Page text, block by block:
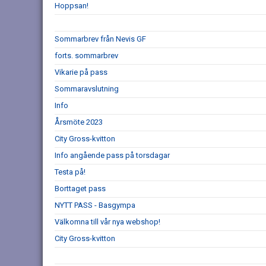
Hoppsan!
Sommarbrev från Nevis GF
forts. sommarbrev
Vikarie på pass
Sommaravslutning
Info
Årsmöte 2023
City Gross-kvitton
Info angående pass på torsdagar
Testa på!
Borttaget pass
NYTT PASS - Basgympa
Välkomna till vår nya webshop!
City Gross-kvitton